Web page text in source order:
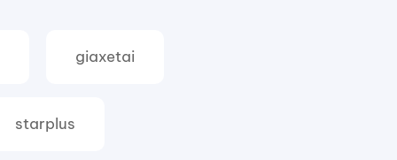
giaxetai
starplus